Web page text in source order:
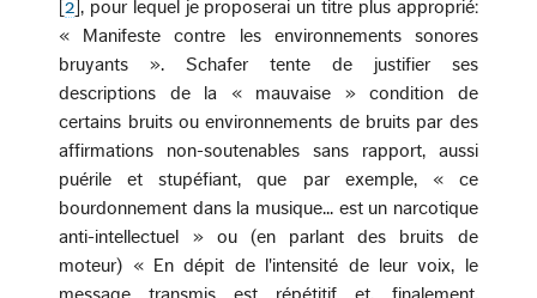
[2 ], pour lequel je proposerai un titre plus approprié:
« Manifeste contre les environnements sonores
bruyants ». Schafer tente de justifier ses
descriptions de la « mauvaise » condition de
certains bruits ou environnements de bruits par des
affirmations non-soutenables sans rapport, aussi
puérile et stupéfiant, que par exemple, « ce
bourdonnement dans la musique... est un narcotique
anti-intellectuel » ou (en parlant des bruits de
moteur) « En dépit de l'intensité de leur voix, le